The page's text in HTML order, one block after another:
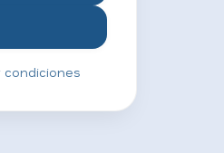
condiciones